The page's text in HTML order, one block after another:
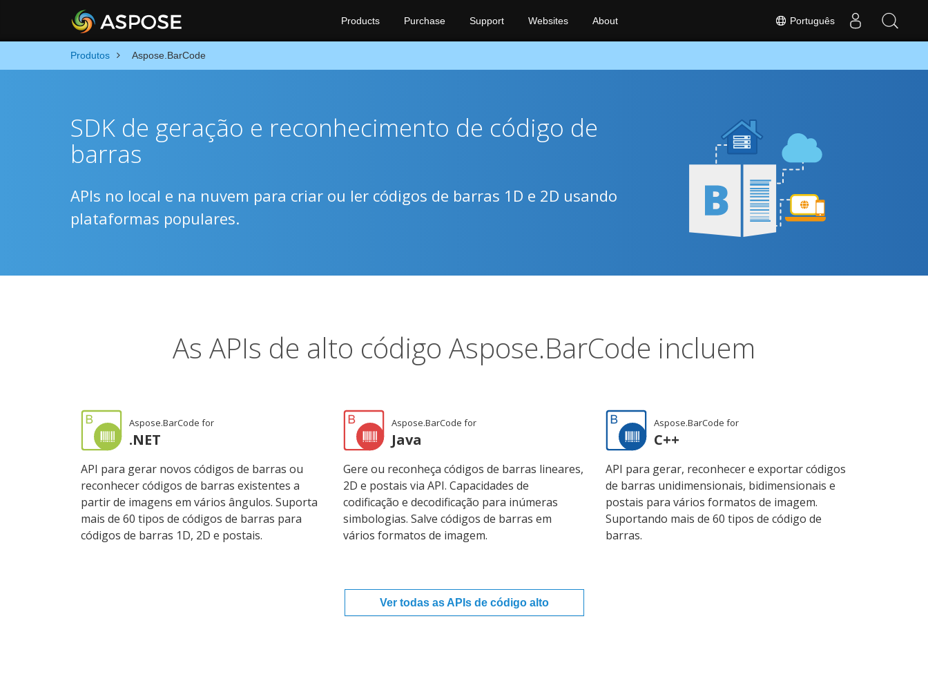
Português
Products Purchase Support Websites About
Produtos Aspose.BarCode
SDK de geração e reconhecimento de código de
barras
APIs no local e na nuvem para criar ou ler códigos de barras 1D e 2D usando
plataformas populares.
As APIs de alto código Aspose.BarCode incluem
Aspose.BarCode for
.NET
API para gerar novos códigos de barras ou
reconhecer códigos de barras existentes a
partir de imagens em vários ângulos. Suporta
mais de 60 tipos de códigos de barras para
códigos de barras 1D, 2D e postais.
Aspose.BarCode for
Java
Gere ou reconheça códigos de barras lineares,
2D e postais via API. Capacidades de
codificação e decodificação para inúmeras
simbologias. Salve códigos de barras em
vários formatos de imagem.
Aspose.BarCode for
C++
API para gerar, reconhecer e exportar códigos
de barras unidimensionais, bidimensionais e
postais para vários formatos de imagem.
Suportando mais de 60 tipos de código de
barras.
Ver todas as APIs de código alto